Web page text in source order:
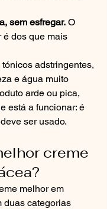
sem esfregar. O
é dos que mais
adstringentes,
e água muito
arde ou pica,
está a funcionar: é
ser usado.
creme
melhor em
duas categorias